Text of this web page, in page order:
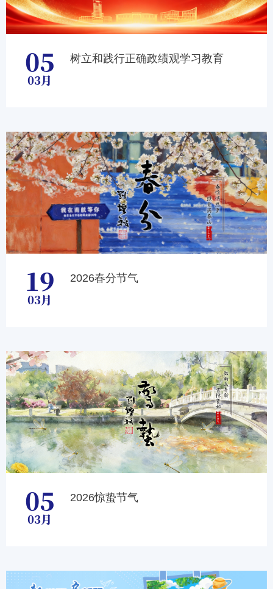
05
03月
树立和践行正确政绩观学习教育
19
03月
2026春分节气
05
03月
2026惊蛰节气